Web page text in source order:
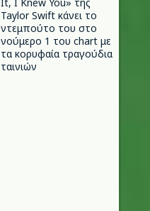
Taylor Swift κάνει το
ντεμπούτο του στο
νούμερο 1 του chart με
τα κορυφαία τραγούδια
ταινιών